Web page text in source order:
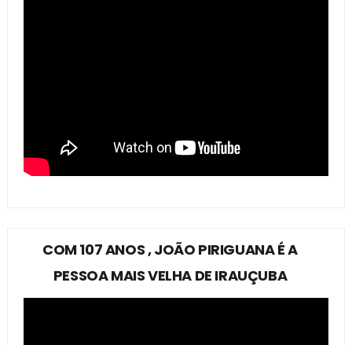
COM 107 ANOS , JOÃO PIRIGUANA É A
PESSOA MAIS VELHA DE IRAUÇUBA